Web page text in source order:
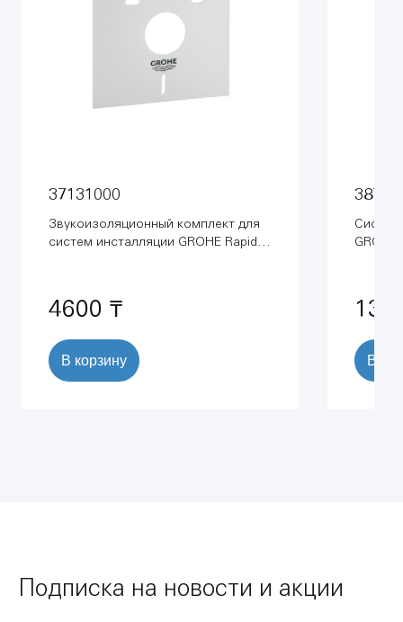
37131000
Звукоизоляционный комплект для
систем инсталляции GROHE Rapid
4600 ₸
В корзину В
Подписка на новости и акции